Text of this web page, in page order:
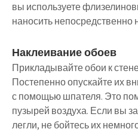
вы используете
наносить непосредственно
Наклеивание обоев
Прикладывайте обои к
Постепенно опускайте их
с помощью шпателя. Это
пузырей воздуха. Если вы
легли, не бойтесь их